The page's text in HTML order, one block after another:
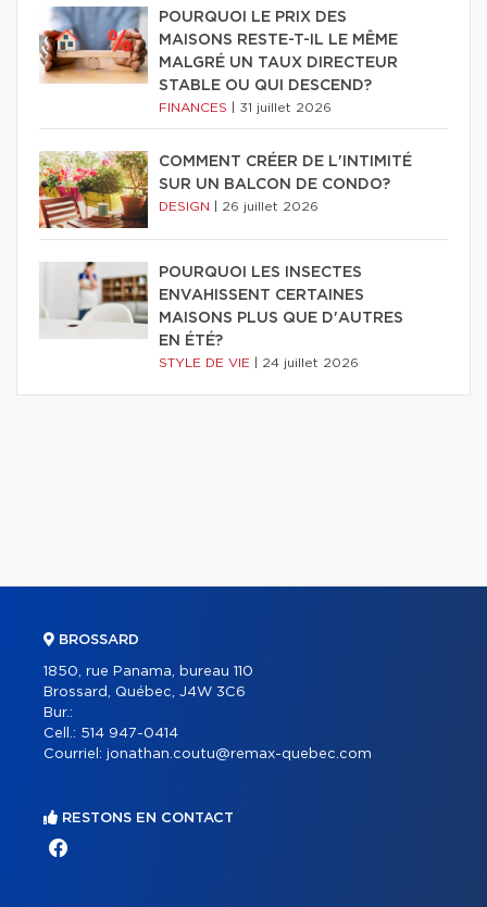
POURQUOI LE PRIX DES
MAISONS RESTE-T-IL LE MÊME
MALGRÉ UN TAUX DIRECTEUR
STABLE OU QUI DESCEND?
FINANCES 31 juillet 2026
COMMENT CRÉER DE L'INTIMITÉ
SUR UN BALCON DE CONDO?
DESIGN 26 juillet 2026
POURQUOI LES INSECTES
ENVAHISSENT CERTAINES
MAISONS PLUS QUE D'AUTRES
EN ÉTÉ?
STYLE DE VIE 24 juillet 2026
BROSSARD
1850, rue Panama, bureau 110
Brossard, Québec, J4W 3C6
Bur.:
Cell.: 514 947-0414
Courriel: jonathan.coutu@remax-quebec.com
RESTONS EN CONTACT